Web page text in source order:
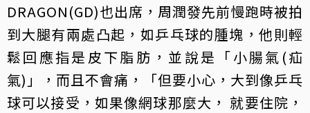
DRAGON(GD)也出席，周潤發先前慢跑時被拍
到大腿有兩處凸起，如乒乓球的腫塊，他則輕
鬆回應指是皮下脂肪，並說是「小腸氣(疝
氣)」，而且不會痛，「但要小心，大到像乒乓
球可以接受，如果像網球那麼大， 就要住院，